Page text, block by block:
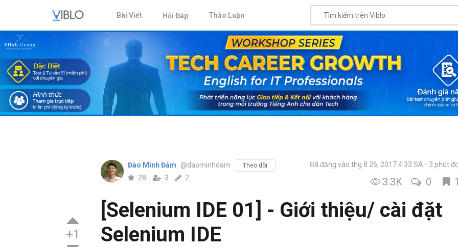
Bài Viết Hỏi Đáp Thảo Luận
+1
Đào Minh Đảm @daominhdam Theo dõi
28 3 2
Đã đăng vào thg 8 26, 2017 4:33 SA 3 phút
3.3K 0
[Selenium IDE 01] - Giới thiệu/ cài đặt
Selenium IDE